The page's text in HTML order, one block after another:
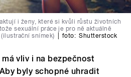
i ženy, které si kvůli růstu životních
sexuální práce je pro ně aktuálně
snímek)
foto: Shutterstock
vliv i na bezpečnost
byly schopné uhradit